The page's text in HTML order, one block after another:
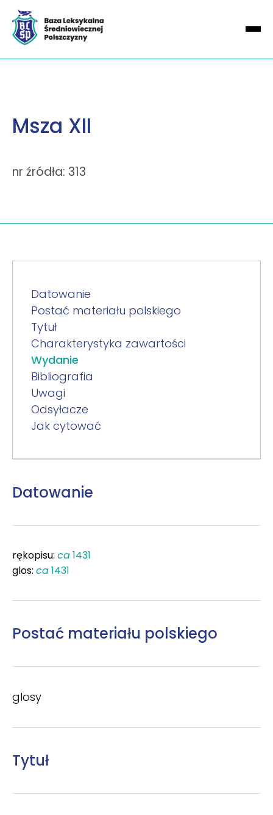
Msza XII
nr źródła: 313
Datowanie
Postać materiału polskiego
Tytuł
Charakterystyka zawartości
Wydanie
Bibliografia
Uwagi
Odsyłacze
Jak cytować
Datowanie
rękopisu: ca1431
glos: ca1431
Postać materiału polskiego
glosy
Tytuł